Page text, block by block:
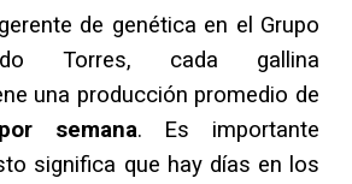
de genética en el Grupo
Torres, cada gallina
una producción promedio de
semana. Es importante
significa que hay días en los